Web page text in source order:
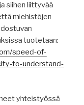
siihen liittyvää
miehistöjen
tuotetaan:
speed-of-
to-understand-
yhteistyössä